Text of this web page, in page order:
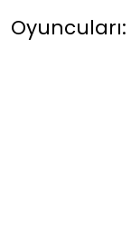
Oyuncuları: